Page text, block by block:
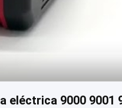
9000 9001